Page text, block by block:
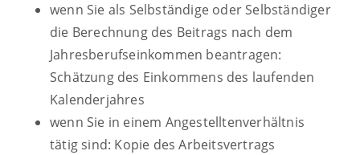
wenn Sie als Selbständige oder Selbständiger
die Berechnung des Beitrags nach dem
Jahresberufseinkommen beantragen:
Schätzung des Einkommens des laufenden
Kalenderjahres
wenn Sie in einem Angestelltenverhältnis
tätig sind: Kopie des Arbeitsvertrags